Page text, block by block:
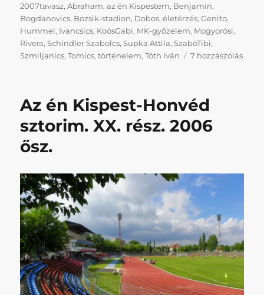
2007tavasz,Abraham,az én Kispestem, Benjamin,
Bogdanovics, Bozsik-stadion, Dobos,életérzés,Genito,
Hummel, Ivancsics, KoósGabi, MK-győzelem, Mogyorósi,
Rivera,Schindler Szabolcs,Supka Attila,SzabóTibi,
Szmiljanics,Tomics,történelem,Tóth Iván 7 hozzászólásAz
Az én Kispest-Honvéd
sztorim. XX. rész. 2006
ősz.